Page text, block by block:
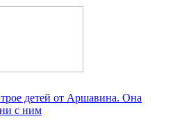
детей от Аршавина. Она
с ним